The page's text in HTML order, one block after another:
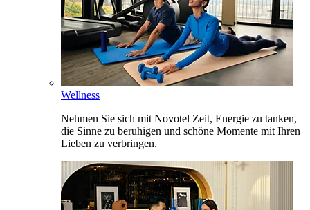
Wellness
Nehmen Sie sich mit Novotel Zeit, Energie zu tanken,
die Sinne zu beruhigen und schöne Momente mit Ihren
Lieben zu verbringen.